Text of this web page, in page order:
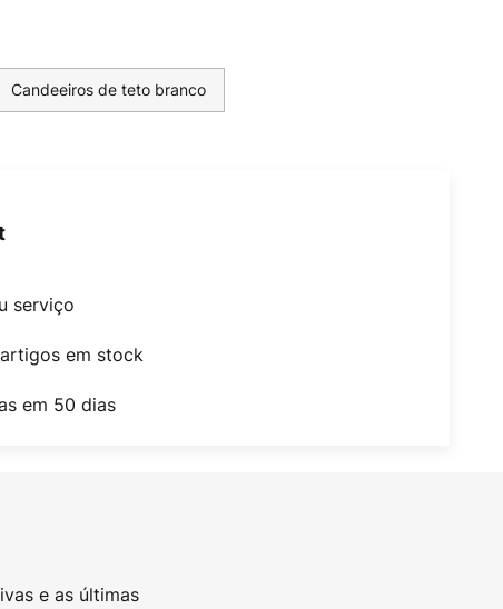
Candeeiros de teto branco
serviço
em stock
em 50 dias
e as últimas